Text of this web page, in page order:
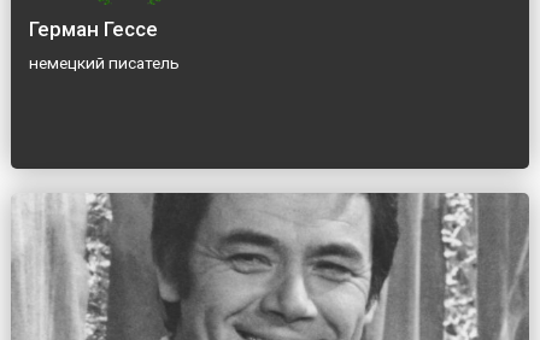
Герман Гессе
немецкий писатель